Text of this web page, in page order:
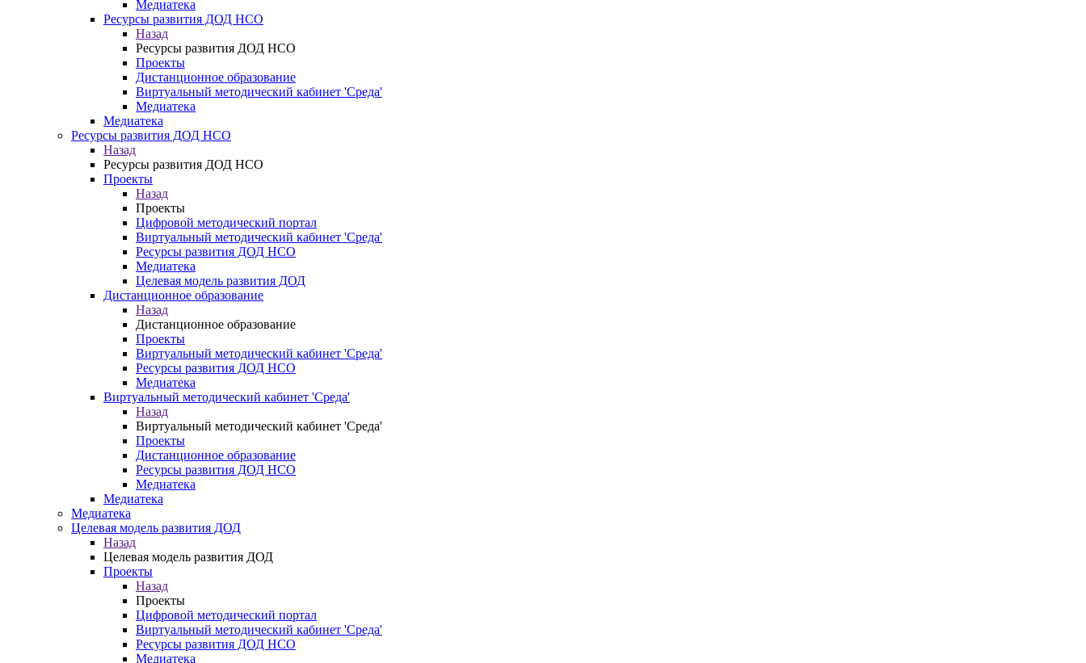
Медиатека
Ресурсы развития ДОД НСО
Назад
Ресурсы развития ДОД НСО
Проекты
Дистанционное образование
Виртуальный методический кабинет 'Среда'
Медиатека
Медиатека
Ресурсы развития ДОД НСО
Назад
Ресурсы развития ДОД НСО
Проекты
Назад
Проекты
Цифровой методический портал
Виртуальный методический кабинет 'Среда'
Ресурсы развития ДОД НСО
Медиатека
Целевая модель развития ДОД
Дистанционное образование
Назад
Дистанционное образование
Проекты
Виртуальный методический кабинет 'Среда'
Ресурсы развития ДОД НСО
Медиатека
Виртуальный методический кабинет 'Среда'
Назад
Виртуальный методический кабинет 'Среда'
Проекты
Дистанционное образование
Ресурсы развития ДОД НСО
Медиатека
Медиатека
Медиатека
Целевая модель развития ДОД
Назад
Целевая модель развития ДОД
Проекты
Назад
Проекты
Цифровой методический портал
Виртуальный методический кабинет 'Среда'
Ресурсы развития ДОД НСО
Медиатека